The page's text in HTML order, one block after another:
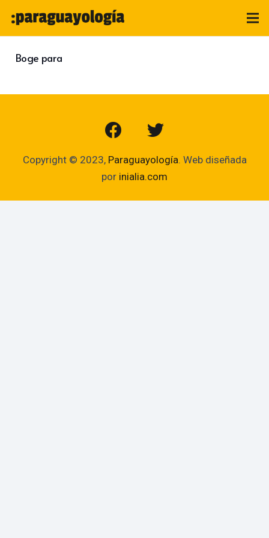
Boge para
Copyright © 2023, Paraguayología. Web diseñada
por inialia.com